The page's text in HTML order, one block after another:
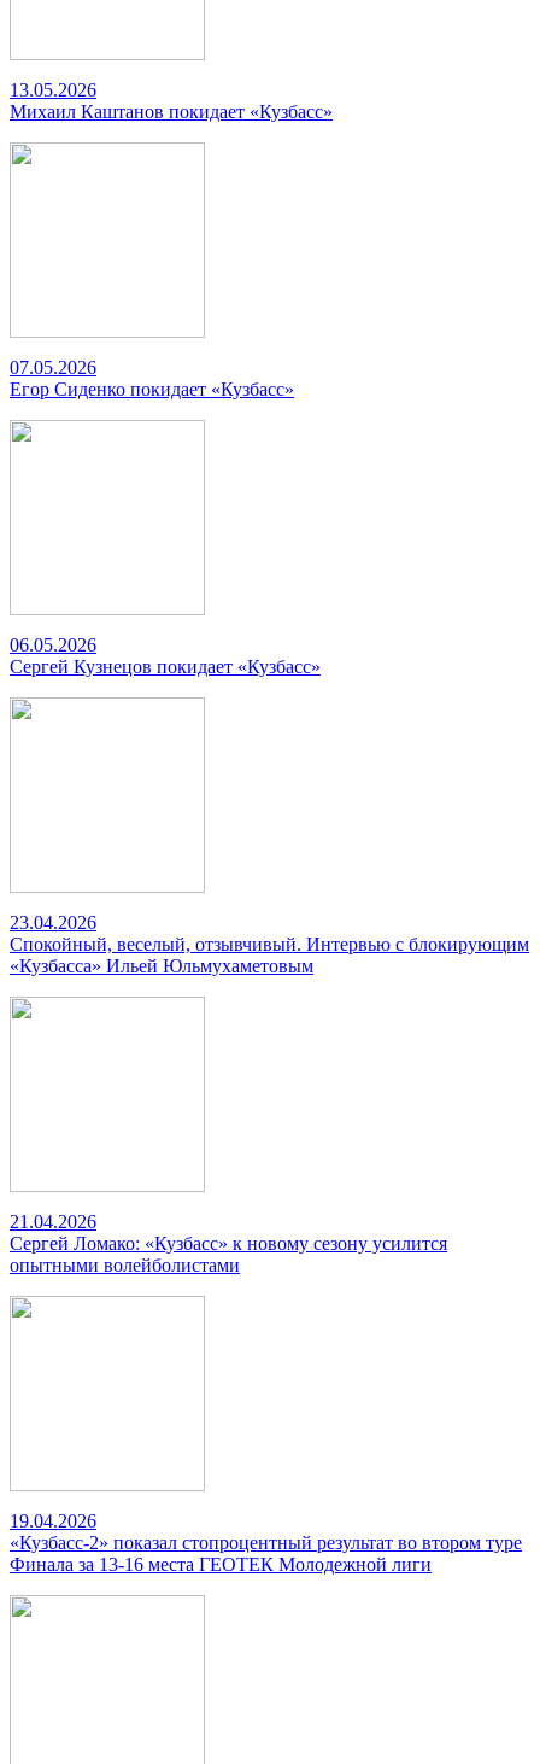
13.05.2026
Михаил Каштанов покидает «Кузбасс»
07.05.2026
Егор Сиденко покидает «Кузбасс»
06.05.2026
Сергей Кузнецов покидает «Кузбасс»
23.04.2026
Спокойный, веселый, отзывчивый. Интервью с блокирующим
«Кузбасса» Ильей Юльмухаметовым
21.04.2026
Сергей Ломако: «Кузбасс» к новому сезону усилится
опытными волейболистами
19.04.2026
«Кузбасс-2» показал стопроцентный результат во втором туре
Финала за 13-16 места ГЕОТЕК Молодежной лиги